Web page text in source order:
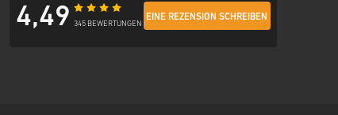
4,49 345 BEWERTUNGEN
EINE REZENSION SCHREIBEN